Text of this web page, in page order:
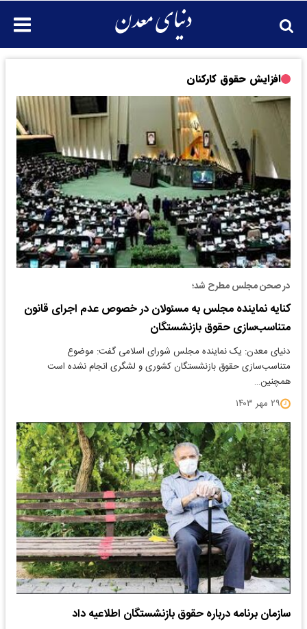
افزایش حقوق کارکنان
در صحن مجلس مطرح شد؛
کنایه نماینده مجلس به مسئولان در خصوص عدم اجرای قانون
متناسب‌سازی حقوق بازنشستگان
دنیای معدن: یک نماینده مجلس شورای اسلامی گفت: موضوع
متناسب‌سازی حقوق بازنشستگان کشوری و لشگری انجام نشده است
همچنین…
۲۹ مهر ۱۴۰۳
سازمان برنامه درباره حقوق بازنشستگان اطلاعیه داد